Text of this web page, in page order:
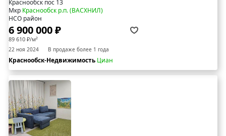
Краснообск пос 13
Мкр Краснообск р.п. (ВАСХНИЛ)
НСО район
6 900 000 ₽
89 610 ₽/м²
22 ноя 2024 В продаже более 1 года
Краснообск-Недвижимость Циан